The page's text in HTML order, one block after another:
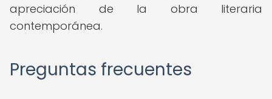
apreciación de la obra literaria
contemporánea.
Preguntas frecuentes